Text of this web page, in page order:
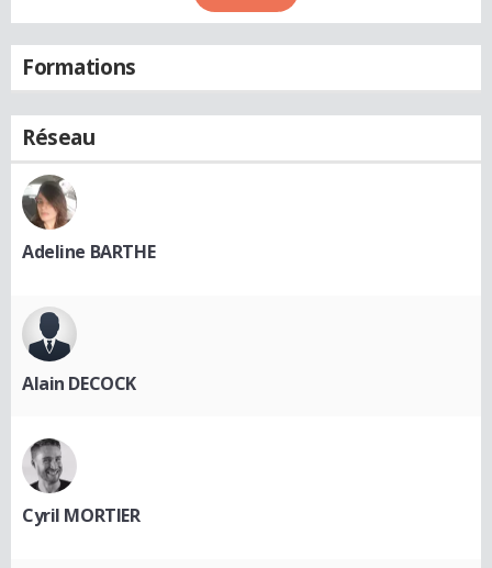
Formations
Réseau
Adeline BARTHE
Alain DECOCK
Cyril MORTIER